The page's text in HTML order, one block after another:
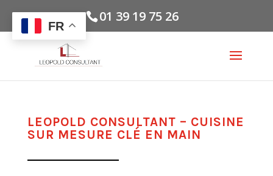
01 39 19 75 26
LEOPOLD CONSULTANT – CUISINE
SUR MESURE CLÉ EN MAIN
FR